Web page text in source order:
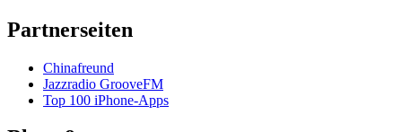
Partnerseiten
Chinafreund
Jazzradio GrooveFM
Top 100 iPhone-Apps